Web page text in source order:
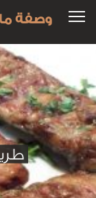
وصفة